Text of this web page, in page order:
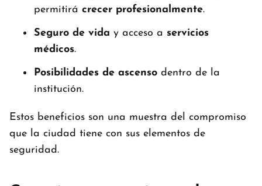
permitirá crecer profesionalmente.
Seguro de vida y acceso a servicios
médicos.
Posibilidades de ascenso dentro de la
institución.
Estos beneficios son una muestra del compromiso
que la ciudad tiene con sus elementos de
seguridad.